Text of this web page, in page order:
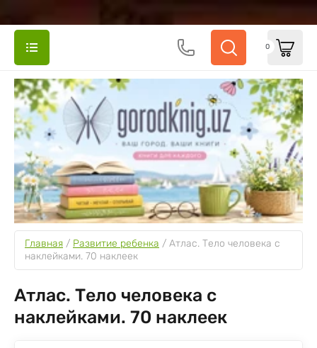
0
Главная / Развитие ребенка / Атлас. Тело человека с
наклейками. 70 наклеек
Атлас. Тело человека с
наклейками. 70 наклеек